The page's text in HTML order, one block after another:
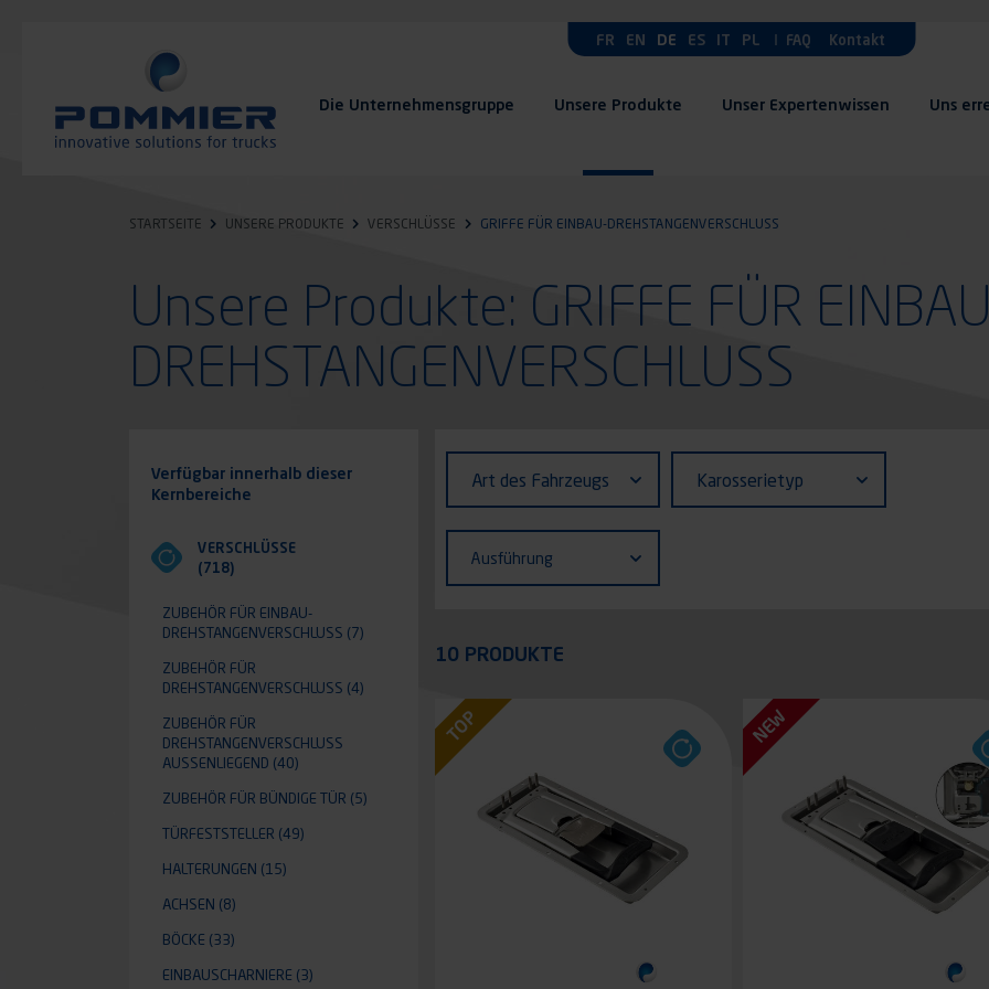
FR EN DE ES IT PL FAQ Kontakt
Die Unternehmensgruppe Unsere Produkte Unser Expertenwissen Uns
STARTSEITE UNSERE PRODUKTE VERSCHLÜSSE GRIFFE FÜR EINBAU-DREHSTANGENVERSCHLUSS
Unsere Produkte: GRIFFE FÜR
DREHSTANGENVERSCHLUSS
des
Fahrzeugs
Art des Fahrzeugs Karosserietyp
Ausführung
10 PRODUKTE
TOP NEW
Verfügbar innerhalb dieser
Kernbereiche
VERSCHLÜSSE
(718)
ZUBEHÖR FÜR EINBAU-
DREHSTANGENVERSCHLUSS
(7)
ZUBEHÖR FÜR
DREHSTANGENVERSCHLUSS
(4)
ZUBEHÖR FÜR
DREHSTANGENVERSCHLUSS A
USSENLIEGEND
(40)
ZUBEHÖR FÜR BÜNDIGE TÜR (5)
TÜRFESTSTELLER (49)
HALTERUNGEN (15)
ACHSEN (8)
BÖCKE (33)
EINBAUSCHARNIERE (3)